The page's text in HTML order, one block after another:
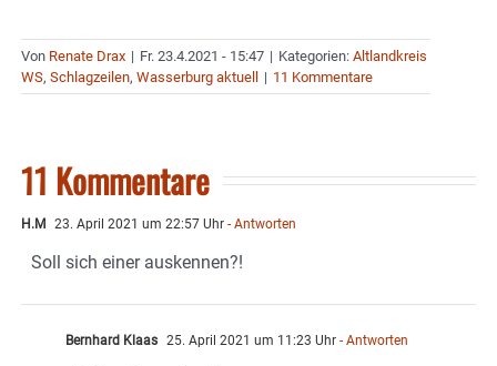
Von Renate Drax | Fr. 23.4.2021 - 15:47 | Kategorien: Altlandkreis
WS, Schlagzeilen, Wasserburg aktuell | 11 Kommentare
11 Kommentare
H.M 23. April 2021 um 22:57 Uhr - Antworten
Soll sich einer auskennen?!
Bernhard Klaas 25. April 2021 um 11:23 Uhr - Antworten